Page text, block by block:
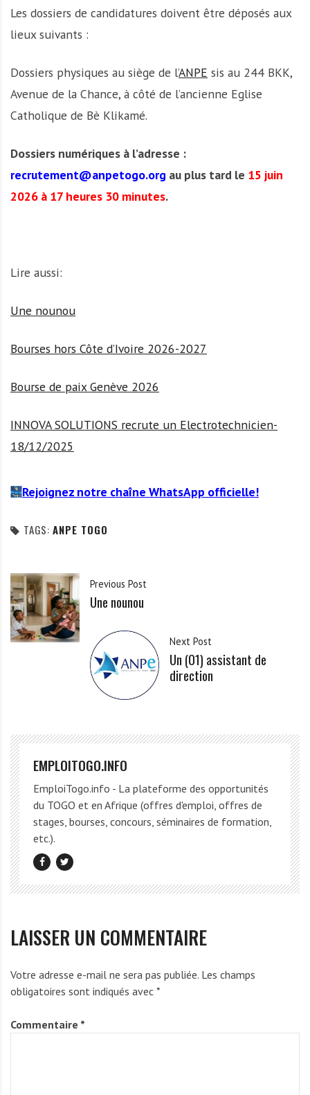
Les dossiers de candidatures doivent être déposés aux
lieux suivants :
Dossiers physiques au siège de l’ANPE sis au 244 BKK,
Avenue de la Chance, à côté de l’ancienne Eglise
Catholique de Bè Klikamé.
Dossiers numériques à l’adresse :
recrutement@anpetogo.org au plus tard le 15 juin
2026 à 17 heures 30 minutes.
Lire aussi:
Une nounou
Bourses hors Côte d’Ivoire 2026-2027
Bourse de paix Genève 2026
INNOVA SOLUTIONS recrute un Electrotechnicien-
18/12/2025
Rejoignez notre chaîne WhatsApp officielle!
TAGS: ANPE TOGO
Previous Post
Une nounou
Next Post
Un (01) assistant de
direction
EMPLOITOGO.INFO
EmploiTogo.info - La plateforme des opportunités
du TOGO et en Afrique (offres d'emploi, offres de
stages, bourses, concours, séminaires de formation,
etc.).
LAISSER UN COMMENTAIRE
Votre adresse e-mail ne sera pas publiée. Les champs
obligatoires sont indiqués avec *
Commentaire *